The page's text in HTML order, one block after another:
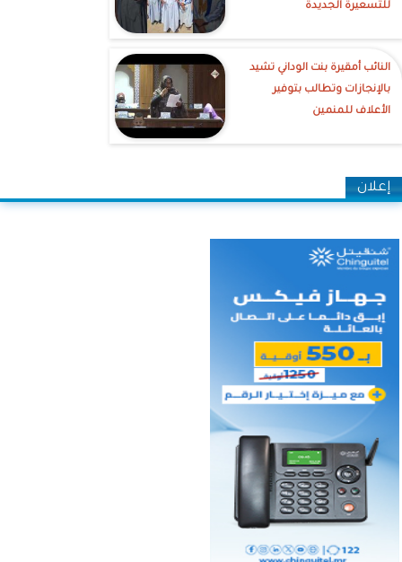
للتسعيرة الجديدة
النائب أمقيرة بنت الوداني تشيد
بالإنجازات وتطالب بتوفير
الأعلاف للمنمين
إعلان